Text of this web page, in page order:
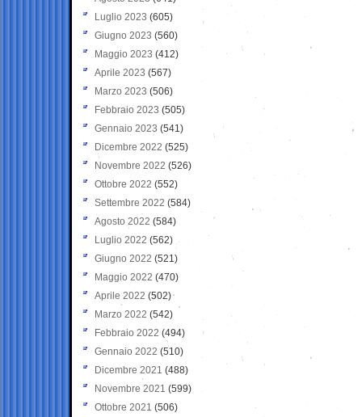
Luglio 2023 (605)
Giugno 2023 (560)
Maggio 2023 (412)
Aprile 2023 (567)
Marzo 2023 (506)
Febbraio 2023 (505)
Gennaio 2023 (541)
Dicembre 2022 (525)
Novembre 2022 (526)
Ottobre 2022 (552)
Settembre 2022 (584)
Agosto 2022 (584)
Luglio 2022 (562)
Giugno 2022 (521)
Maggio 2022 (470)
Aprile 2022 (502)
Marzo 2022 (542)
Febbraio 2022 (494)
Gennaio 2022 (510)
Dicembre 2021 (488)
Novembre 2021 (599)
Ottobre 2021 (506)